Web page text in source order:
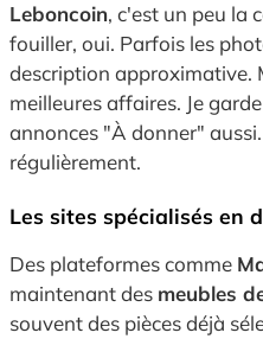
Leboncoin, c'est un peu la
fouiller, oui. Parfois les
description approximative.
meilleures affaires. Je
annonces "À donner"
régulièrement.
Les sites spécialisés en
Des plateformes comme
maintenant des meubles
souvent des pièces déjà